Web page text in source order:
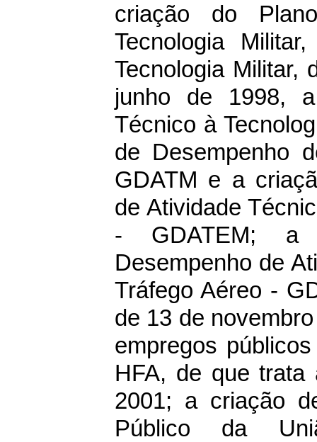
criação do
Tecnologia
Tecnologia Militar,
junho de 1998,
Técnico à
de Desempenho
GDATM e a
de Atividade
- GDATEM; a
Desempenho de
Tráfego Aéreo -
de 13 de
empregos
HFA, de que
2001; a criação
Público da